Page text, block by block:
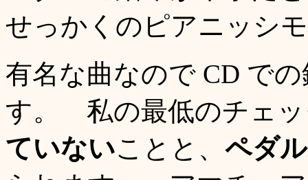
せっかくのピアニッシ
有名な曲なので CD で
す。 私の最低のチェッ
ていないことと、 ペダ